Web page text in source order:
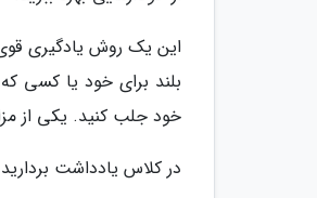
این یک روش یادگیری
بلند برای خود یا کسی
خود جلب کنید. یکی از
در کلاس یادداشت بردارید